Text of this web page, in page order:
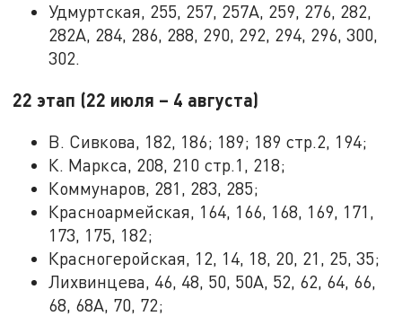
Удмуртская, 255, 257, 257А, 259, 276, 282,
282А, 284, 286, 288, 290, 292, 294, 296, 300,
302.
22 этап (22 июля – 4 августа)
В. Сивкова, 182, 186; 189; 189 стр.2, 194;
К. Маркса, 208, 210 стр.1, 218;
Коммунаров, 281, 283, 285;
Красноармейская, 164, 166, 168, 169, 171,
173, 175, 182;
Красногеройская, 12, 14, 18, 20, 21, 25, 35;
Лихвинцева, 46, 48, 50, 50А, 52, 62, 64, 66,
68, 68А, 70, 72;